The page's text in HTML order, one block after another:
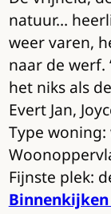
natuur…
weer varen,
naar de werf.
het niks als
Evert Jan,
Type
Fijnste plek: